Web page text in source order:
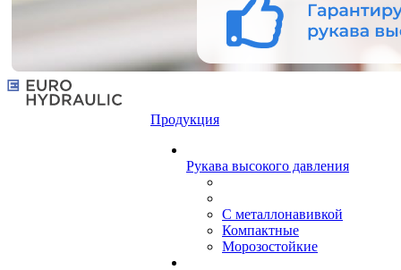
Продукция
Рукава высокого давления
С металлонавивкой
Компактные
Морозостойкие